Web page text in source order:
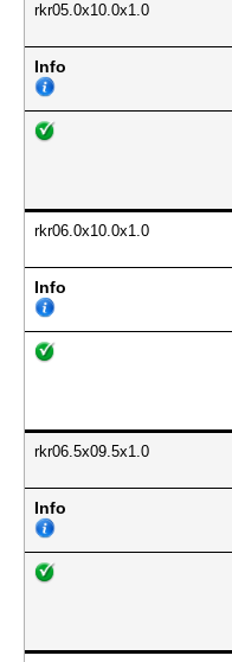
rkr05.0x10.0x1.0
Info
rkr06.0x10.0x1.0
Info
rkr06.5x09.5x1.0
Info